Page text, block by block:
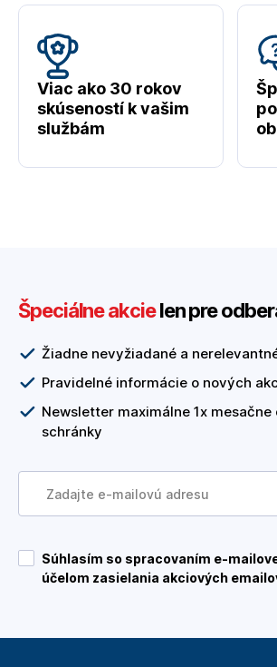
Viac ako 30 rokov
skúseností k vašim
službám
Špeciálne akcielen pre
Žiadne nevyžiadané a
Pravidelné informácie o nových
Newsletter maximálne 1x mesačne
schránky
Súhlasím so spracovaním e-
účelom zasielania akciových